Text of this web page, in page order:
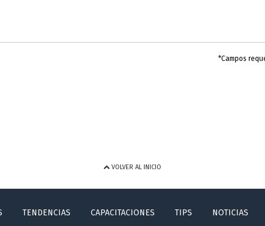
*Campos
VOLVER AL INICIO
TENDENCIAS CAPACITACIONES TIPS NOTICIAS